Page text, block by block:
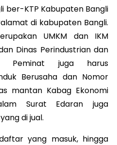
ber-KTP Kabupaten Bangli
di kabupaten Bangli.
UMKM dan IKM
Dinas Perindustrian dan
Peminat juga harus
Berusaha dan Nomor
mantan Kabag Ekonomi
Surat Edaran juga
di jual.
yang masuk, hingga